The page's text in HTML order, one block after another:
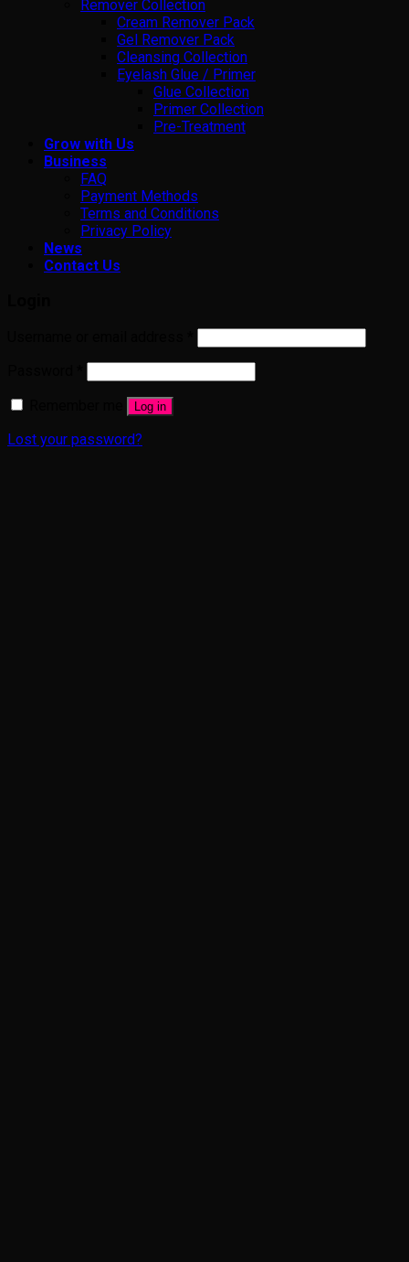
Remover Collection
Cream Remover Pack
Gel Remover Pack
Cleansing Collection
Eyelash Glue / Primer
Glue Collection
Primer Collection
Pre-Treatment
Grow with Us
Business
FAQ
Payment Methods
Terms and Conditions
Privacy Policy
News
Contact Us
Log in
Lost your password?